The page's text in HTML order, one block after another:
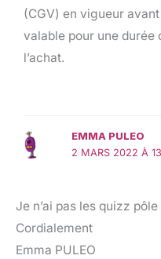
(CGV) en vigueur
valable pour une durée
l’achat.
EMMA PULEO
2 MARS 2022 À
Je n’ai pas les quizz pôle
Cordialement
Emma PULEO